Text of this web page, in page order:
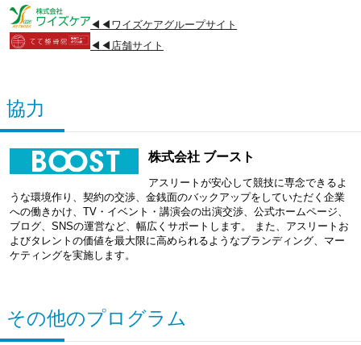
◀◀ワイズケアグループサイト
◀◀店舗サイト
協力
株式会社 ブースト
アスリートが安心して競技に専念できるよ
うな環境作り、契約の交渉、金銭面のバックアップをしていただく企業
への働きかけ、TV・イベント・講演会の出演交渉、公式ホームページ、
ブログ、SNSの運営など、幅広くサポートします。 また、アスリートお
よびタレントの価値を最大限に高められるようなブランディング、マー
ケティングを実施します。
その他のプログラム